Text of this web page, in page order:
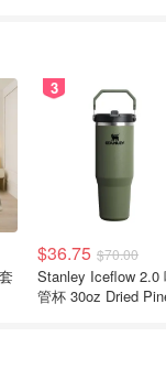
3
$36.75 $70.00
Stanley Iceflow 2.0 吸
管杯 30oz Dried